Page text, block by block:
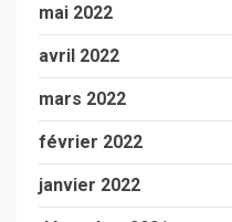
mai 2022
avril 2022
mars 2022
février 2022
janvier 2022